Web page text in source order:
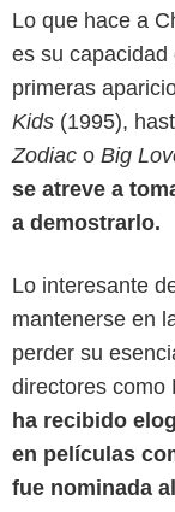
Lo que hace a
es su
primeras
Kids (1995),
Zodiac o Big
se atreve a
a demostrarlo.
Lo interesante
mantenerse en
perder su
directores como
ha recibido
en películas
fue nominada